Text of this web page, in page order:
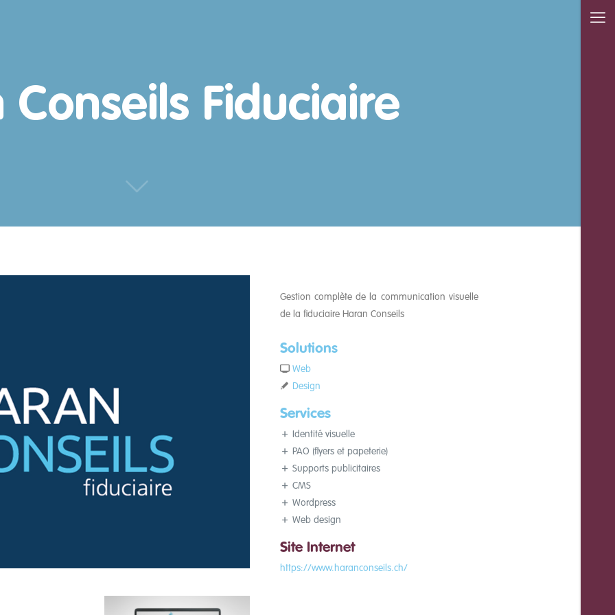
Conseils Fiduciaire
Gestion complète de la communication visuelle
de la fiduciaire Haran Conseils
Solutions
Web
Design
Services
Identité visuelle
PAO (flyers et papeterie)
Supports publicitaires
CMS
Wordpress
Web design
Site Internet
https://www.haranconseils.ch/